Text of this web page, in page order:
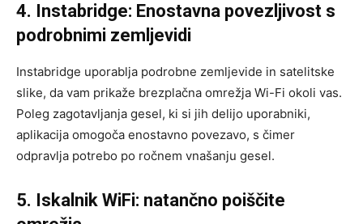
4. Instabridge: Enostavna povezljivost s
podrobnimi zemljevidi
Instabridge uporablja podrobne zemljevide in satelitske
slike, da vam prikaže brezplačna omrežja Wi-Fi okoli vas.
Poleg zagotavljanja gesel, ki si jih delijo uporabniki,
aplikacija omogoča enostavno povezavo, s čimer
odpravlja potrebo po ročnem vnašanju gesel.
5. Iskalnik WiFi: natančno poiščite